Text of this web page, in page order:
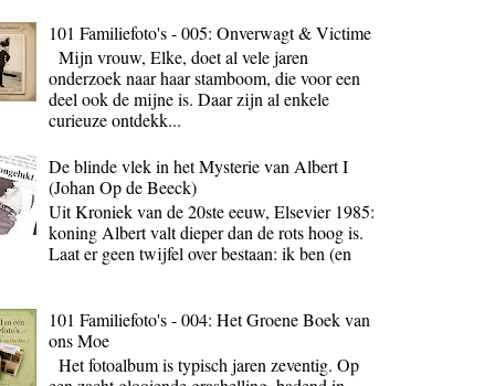
101 Familiefoto's - 005: Onverwagt & Victime
Mijn vrouw, Elke, doet al vele jaren
onderzoek naar haar stamboom, die voor een
deel ook de mijne is. Daar zijn al enkele
curieuze ontdekk...
De blinde vlek in het Mysterie van Albert I
(Johan Op de Beeck)
Uit Kroniek van de 20ste eeuw, Elsevier 1985:
koning Albert valt dieper dan de rots hoog is.
Laat er geen twijfel over bestaan: ik ben (en
101 Familiefoto's - 004: Het Groene Boek van
ons Moe
Het fotoalbum is typisch jaren zeventig. Op